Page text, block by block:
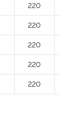
220
220
220
220
220